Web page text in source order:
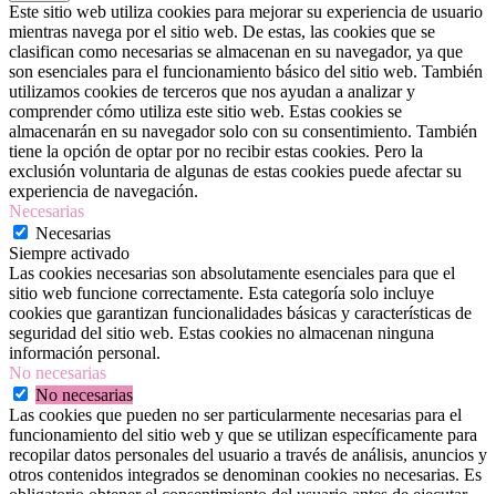
Este sitio web utiliza cookies para mejorar su experiencia de usuario
mientras navega por el sitio web. De estas, las cookies que se
clasifican como necesarias se almacenan en su navegador, ya que
son esenciales para el funcionamiento básico del sitio web. También
utilizamos cookies de terceros que nos ayudan a analizar y
comprender cómo utiliza este sitio web. Estas cookies se
almacenarán en su navegador solo con su consentimiento. También
tiene la opción de optar por no recibir estas cookies. Pero la
exclusión voluntaria de algunas de estas cookies puede afectar su
experiencia de navegación.
Necesarias
Necesarias
Siempre activado
Las cookies necesarias son absolutamente esenciales para que el
sitio web funcione correctamente. Esta categoría solo incluye
cookies que garantizan funcionalidades básicas y características de
seguridad del sitio web. Estas cookies no almacenan ninguna
información personal.
No necesarias
No necesarias
Las cookies que pueden no ser particularmente necesarias para el
funcionamiento del sitio web y que se utilizan específicamente para
recopilar datos personales del usuario a través de análisis, anuncios y
otros contenidos integrados se denominan cookies no necesarias. Es